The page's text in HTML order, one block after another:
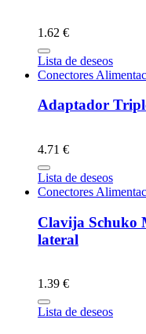
1.62 €
Lista de deseos
Conectores
Adaptador
4.71 €
Lista de deseos
Conectores
Clavija Schuko
lateral
1.39 €
Lista de deseos